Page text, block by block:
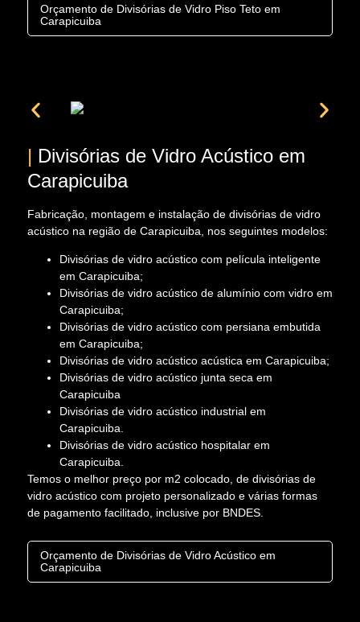
Orçamento de Divisórias de Vidro Piso Teto em
Carapicuiba
| Divisórias de Vidro Acústico em
Carapicuiba
Fabricação, montagem e instalação de divisórias de vidro
acústico na região de Carapicuiba, nos seguintes modelos:
Divisórias de vidro acústico com película inteligente
em Carapicuiba;
Divisórias de vidro acústico de alumínio com vidro em
Carapicuiba;
Divisórias de vidro acústico com persiana embutida
em Carapicuiba;
Divisórias de vidro acústico acústica em Carapicuiba;
Divisórias de vidro acústico junta seca em
Carapicuiba
Divisórias de vidro acústico industrial em
Carapicuiba.
Divisórias de vidro acústico hospitalar em
Carapicuiba.
Temos o melhor preço por m2 colocado, de divisórias de
vidro acústico com projeto personalizado e várias formas
de pagamento facilitado, inclusive por BNDES.
Orçamento de Divisórias de Vidro Acústico em
Carapicuiba